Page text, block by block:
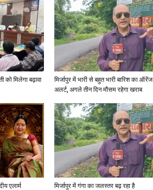
News
Paper
को मिलेगा बढ़ावा
मिर्जापुर में भारी से बहुत भारी बारिश का ऑरेंज
अलर्ट, अगले तीन दिन मौसम रहेगा खराब
एलार्म
मिर्जापुर में गंगा का जलस्तर बढ़ रहा है